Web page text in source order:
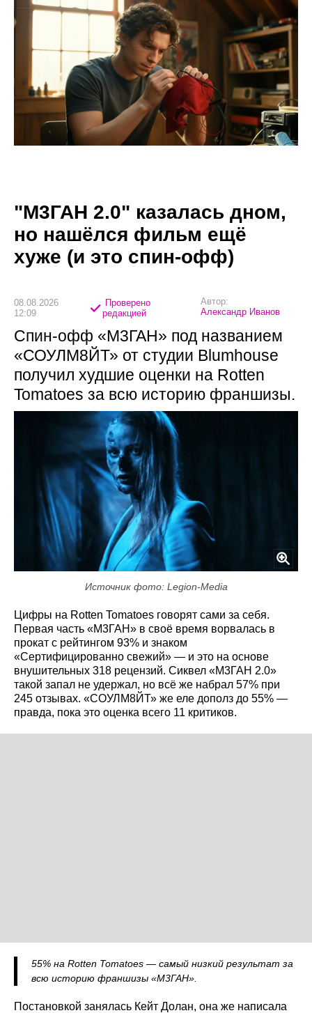
"М3ГАН 2.0" казалась дном,
но нашёлся фильм ещё
хуже (и это спин-офф)
08.08.2026
12:09
Проверено
редакцией
Автор:
Александр Иванов
Спин-офф «М3ГАН» под названием
«СОУЛМ8ЙТ» от студии Blumhouse
получил худшие оценки на Rotten
Tomatoes за всю историю франшизы.
Источник фото: Legion-Media
Цифры на Rotten Tomatoes говорят сами за себя.
Первая часть «М3ГАН» в своё время ворвалась в
прокат с рейтингом 93% и знаком
«Сертифицированно свежий» — и это на основе
внушительных 318 рецензий. Сиквел «М3ГАН 2.0»
такой запал не удержал, но всё же набрал 57% при
245 отзывах. «СОУЛМ8ЙТ» же еле дополз до 55% —
правда, пока это оценка всего 11 критиков.
55% на Rotten Tomatoes — самый низкий результат за
всю историю франшизы «М3ГАН».
Постановкой занялась Кейт Долан, она же написала